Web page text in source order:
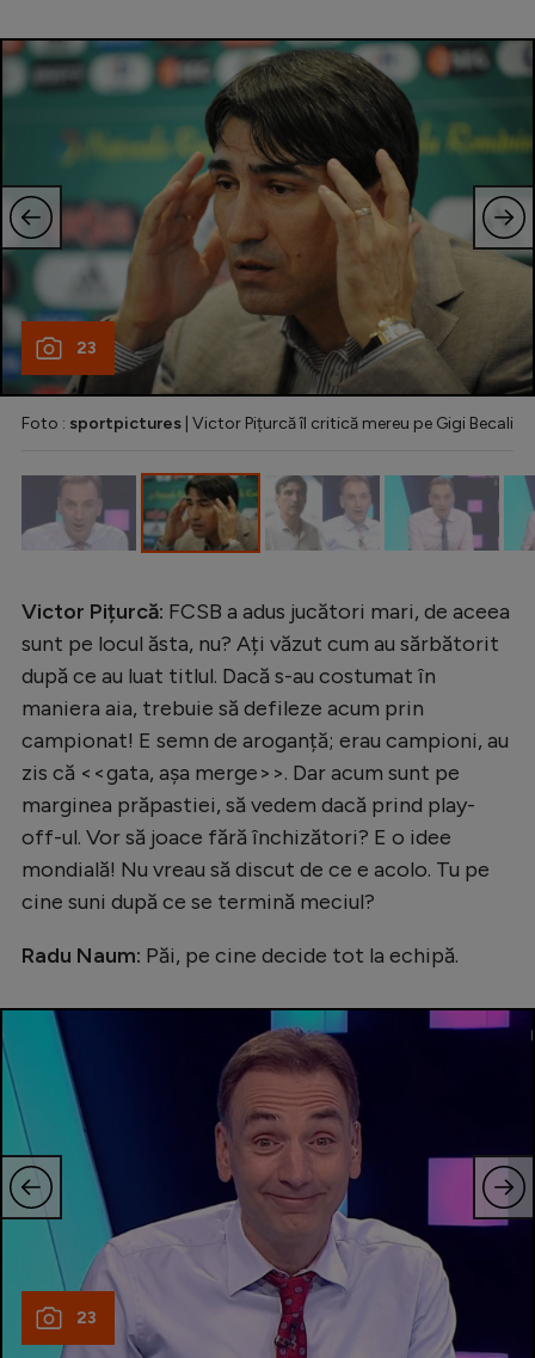
Formula 1
Gimnastică
Auto
Rugby
Ciclism
Alte sporturi
JO 2024
JO 2026
Intră în cont
23
Foto : sportpictures | Victor Pițurcă îl critică mereu pe Gigi Becali
Victor Pițurcă: FCSB a adus jucători mari, de aceea
sunt pe locul ăsta, nu? Ați văzut cum au sărbătorit
după ce au luat titlul. Dacă s-au costumat în
maniera aia, trebuie să defileze acum prin
campionat! E semn de aroganță; erau campioni, au
zis că <<gata, așa merge>>. Dar acum sunt pe
marginea prăpastiei, să vedem dacă prind play-
off-ul. Vor să joace fără închizători? E o idee
mondială! Nu vreau să discut de ce e acolo. Tu pe
cine suni după ce se termină meciul?
Radu Naum: Păi, pe cine decide tot la echipă.
23